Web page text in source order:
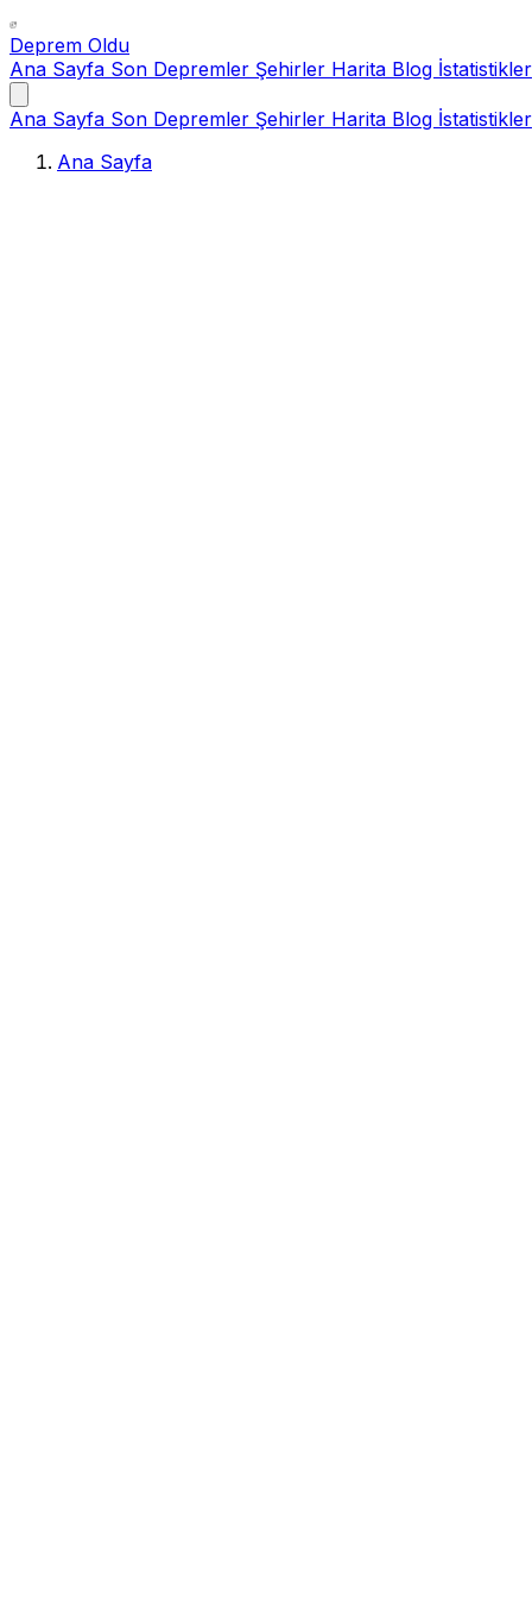
Deprem Oldu
Ana Sayfa Son Depremler Şehirler Harita Blog İstatistikler
Ana Sayfa Son Depremler Şehirler Harita Blog İstatistikler
Ana Sayfa